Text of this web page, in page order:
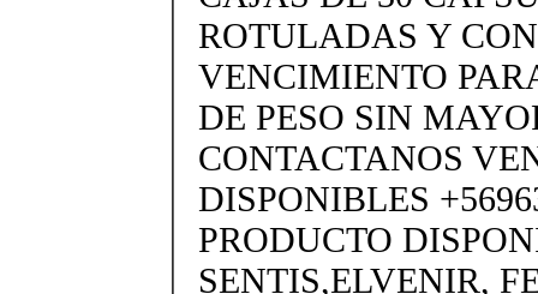
ROTULADAS Y
VENCIMIENTO
DE PESO SIN
CONTACTANOS
DISPONIBLES
PRODUCTO
SENTIS,ELVENIR,